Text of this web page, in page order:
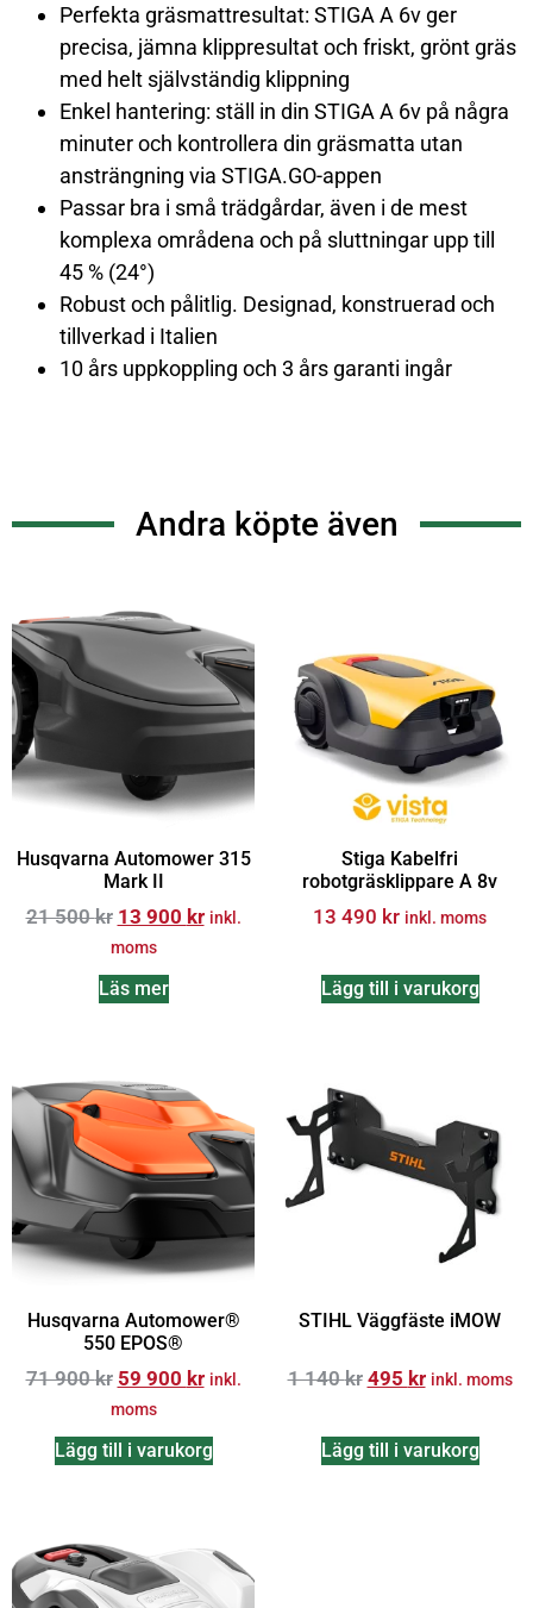
Perfekta gräsmattresultat: STIGA A 6v ger
precisa, jämna klippresultat och friskt, grönt gräs
med helt självständig klippning
Enkel hantering: ställ in din STIGA A 6v på några
minuter och kontrollera din gräsmatta utan
ansträngning via STIGA.GO-appen
Passar bra i små trädgårdar, även i de mest
komplexa områdena och på sluttningar upp till
45 % (24°)
Robust och pålitlig. Designad, konstruerad och
tillverkad i Italien
10 års uppkoppling och 3 års garanti ingår
Andra köpte även
Husqvarna Automower 315
Mark II
21 500kr 13 900 kr inkl.
moms
Läs mer
Stiga Kabelfri
robotgräsklippare A 8v
13 490 kr inkl. moms
Lägg till i varukorg
Husqvarna Automower®
550 EPOS®
71 900kr 59 900 kr inkl.
moms
Lägg till i varukorg
STIHL Väggfäste iMOW
1 140kr 495 kr inkl. moms
Lägg till i varukorg